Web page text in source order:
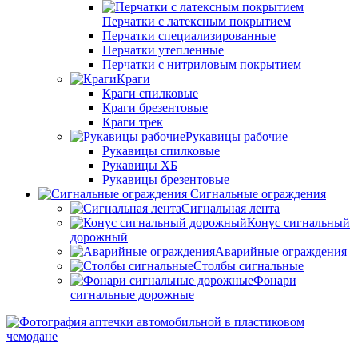
Перчатки с латексным покрытием
Перчатки специализированные
Перчатки утепленные
Перчатки с нитриловым покрытием
Краги
Краги спилковые
Краги брезентовые
Краги трек
Рукавицы рабочие
Рукавицы спилковые
Рукавицы ХБ
Рукавицы брезентовые
Сигнальные ограждения
Сигнальная лента
Конус сигнальный
дорожный
Аварийные ограждения
Столбы сигнальные
Фонари
сигнальные дорожные